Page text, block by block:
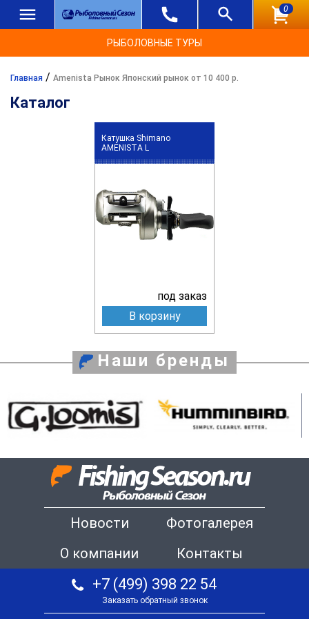
0
РЫБОЛОВНЫЕ ТУРЫ
Главная / Amenista Рынок Японский рынок от 10 400 р.
Каталог
Катушка Shimano
AMENISTA L
под заказ
В корзину
Наши бренды
Новости
Фотогалерея
О компании
Контакты
+7 (499) 398 22 54
Заказать обратный звонок